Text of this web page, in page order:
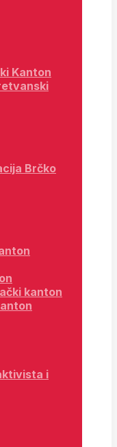
Kanton
Brčko
kanton
i